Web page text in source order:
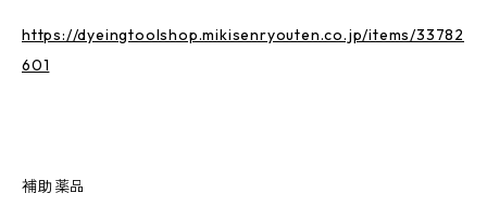
https://dyeingtoolshop.mikisenryouten.co.jp/items/33782
601
補助薬品